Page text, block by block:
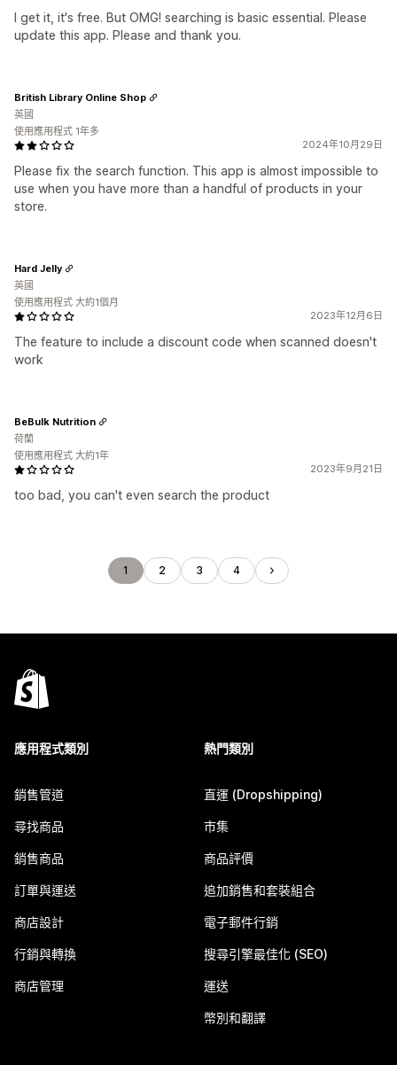
I get it, it's free. But OMG! searching is basic essential. Please
update this app. Please and thank you.
2024年10月29日
Please fix the search function. This app is almost impossible to
use when you have more than a handful of products in your
store.
British Library Online Shop
英國
使用應用程式 1年多
2023年12月6日
The feature to include a discount code when scanned doesn't
work
Hard Jelly
英國
使用應用程式 大約1個月
2023年9月21日
too bad, you can't even search the product
BeBulk Nutrition
荷蘭
使用應用程式 大約1年
1 2 3 4
應用程式類別
銷售管道
尋找商品
銷售商品
訂單與運送
商店設計
行銷與轉換
商店管理
熱門類別
直運 (Dropshipping)
市集
商品評價
追加銷售和套裝組合
電子郵件行銷
搜尋引擎最佳化 (SEO)
運送
幣別和翻譯